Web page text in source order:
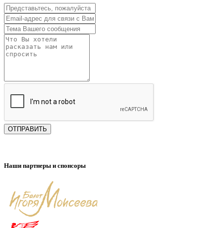
ОТПРАВИТЬ
Наши партнеры и спонсоры